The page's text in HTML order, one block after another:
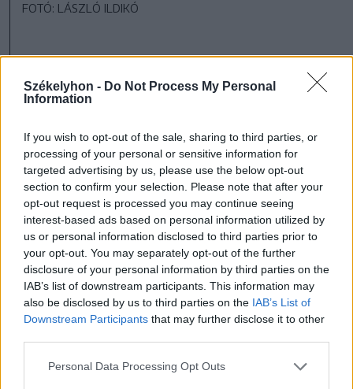
Székelyhon - Do Not Process My Personal
Information
If you wish to opt-out of the sale, sharing to third parties, or
processing of your personal or sensitive information for
targeted advertising by us, please use the below opt-out
section to confirm your selection. Please note that after your
opt-out request is processed you may continue seeing
interest-based ads based on personal information utilized by
us or personal information disclosed to third parties prior to
your opt-out. You may separately opt-out of the further
disclosure of your personal information by third parties on the
IAB’s list of downstream participants. This information may
also be disclosed by us to third parties on the IAB’s List of
Downstream Participants that may further disclose it to other
Personal Data Processing Opt Outs
FOTÓ: LÁSZLÓ ILDIKÓ
FOTÓ: LÁSZLÓ ILDIKÓ